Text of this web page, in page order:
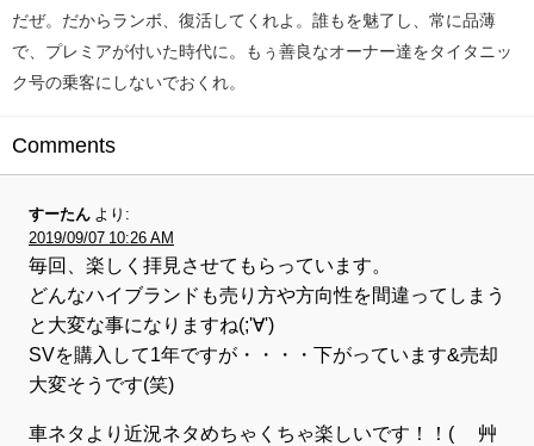
だぜ。だからランボ、復活してくれよ。誰もを魅了し、常に品薄
で、プレミアが付いた時代に。もぅ善良なオーナー達をタイタニッ
ク号の乗客にしないでおくれ。
Comments
すーたん より:
2019/09/07 10:26 AM
毎回、楽しく拝見させてもらっています。
どんなハイブランドも売り方や方向性を間違ってしまう
と大変な事になりますね(;'∀')
SVを購入して1年ですが・・・・下がっています&売却
大変そうです(笑)
車ネタより近況ネタめちゃくちゃ楽しいです！！( ´艸